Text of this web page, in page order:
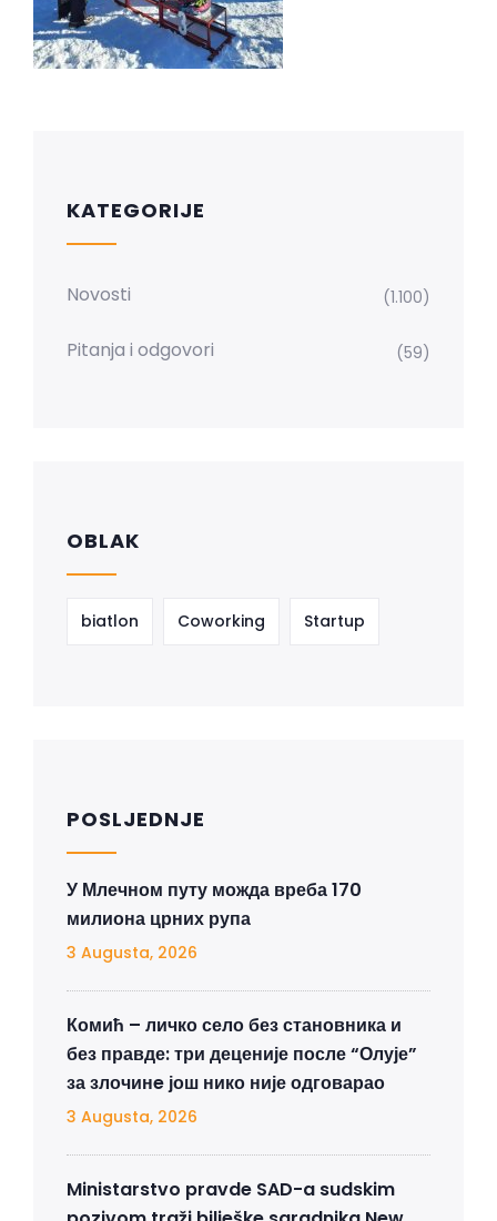
KATEGORIJE
Novosti (1.100)
Pitanja i odgovori (59)
OBLAK
biatlon Coworking Startup
POSLJEDNJE
У Млечном путу можда вреба 170
милиона црних рупа
3 Augusta, 2026
Комић – личко село без становника и
без правде: три деценије после “Олује”
за злочинe још нико није одговарао
3 Augusta, 2026
Ministarstvo pravde SAD-a sudskim